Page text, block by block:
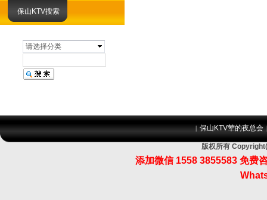
保山KTV搜索
请选择分类
|保山KTV荤的夜总会
版权所有
添加微信 1558 3855583 免费